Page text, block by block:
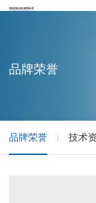
品牌荣誉
品牌荣誉 技术资